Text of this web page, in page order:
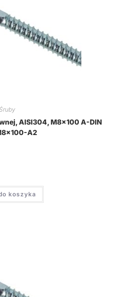
AISI304, M8x100 A-DIN
A2
koszyka